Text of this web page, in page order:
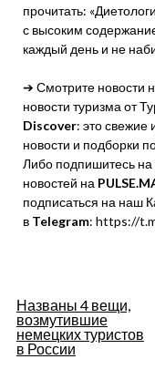
прочитать:
с высоким
каждый день и не
➔ Смотрите новости
новости туризма от
Discover: это свежие
новости и подборки
Либо подпишитесь на
новостей на
подписаться на наш
в Telegram: https://
Навигация
по
Названы 4 вещи,
возмутившие
немецких туристов
в России